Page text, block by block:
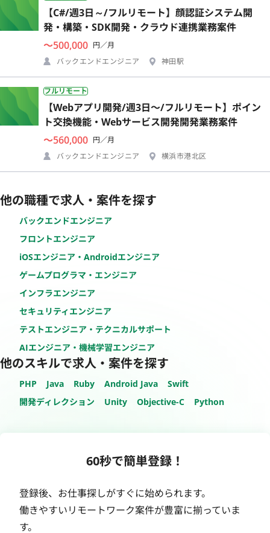
【C#/週3日～/フルリモート】顔認証システム開
発・構築・SDK開発・クラウド連携業務案件
〜500,000 円／月
バックエンドエンジニア
神田駅
フルリモート
【Webアプリ開発/週3日〜/フルリモート】ポイン
ト交換機能・Webサービス開発開発業務案件
〜560,000 円／月
バックエンドエンジニア
横浜市港北区
他の職種で求人・案件を探す
バックエンドエンジニア
フロントエンジニア
iOSエンジニア・Androidエンジニア
ゲームプログラマ・エンジニア
インフラエンジニア
セキュリティエンジニア
テストエンジニア・テクニカルサポート
AIエンジニア・機械学習エンジニア
他のスキルで求人・案件を探す
PHP Java Ruby Android Java
Swift
開発ディレクション
Unity Objective-C Python
60秒で簡単登録！
登録後、お仕事探しがすぐに始められます。
働きやすいリモートワーク案件が豊富に揃っていま
す。